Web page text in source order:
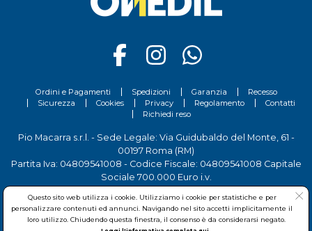
Ordini e Pagamenti Spedizioni Garanzia
Recesso
Sicurezza
Cookies Privacy Regolamento
Contatti
Richiedi reso
Pio Macarra s.r.l. - Sede Legale: Via Guidubaldo del Monte, 61 -
00197 Roma (RM)
Partita Iva: 04809541008 - Codice Fiscale: 04809541008 Capitale
Sociale 700.000 Euro i.v.
Tel.06 81156444- Sede Operativa: Via delle Imprese, 7 - 00030
San Cesareo (RM)
Questo sito web utilizza i cookie. Utilizziamo i cookie per statistiche e per
personalizzare contenuti ed annunci. Navigando nel sito accetti implicitamente il
loro utilizzo. Chiudendo questa finestra, il consenso è da considerarsi negato.